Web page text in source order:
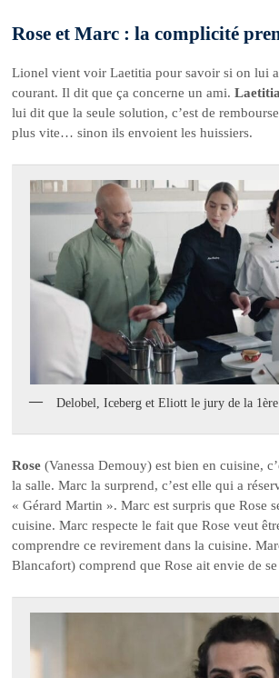
Rose et Marc : la complicité
Lionel vient voir Laetitia pour savoir si on lui
courant. Il dit que ça concerne un ami.Laetitia
lui dit que la seule solution, c’est de
plus vite… sinon ils envoient les huissiers.
Delobel, Iceberg et Eliott le jury de la 1ère
Rose (Vanessa Demouy) est bien en cuisine,
la salle. Marc la surprend, c’est elle qui a
« Gérard Martin ». Marc est surpris que Rose
cuisine. Marc respecte le fait que Rose veut
comprendre ce revirement dans la cuisine.
Blancafort) comprend que Rose ait envie de